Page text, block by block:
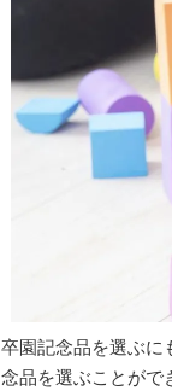
卒園記念品を選ぶに
念品を選ぶことがで